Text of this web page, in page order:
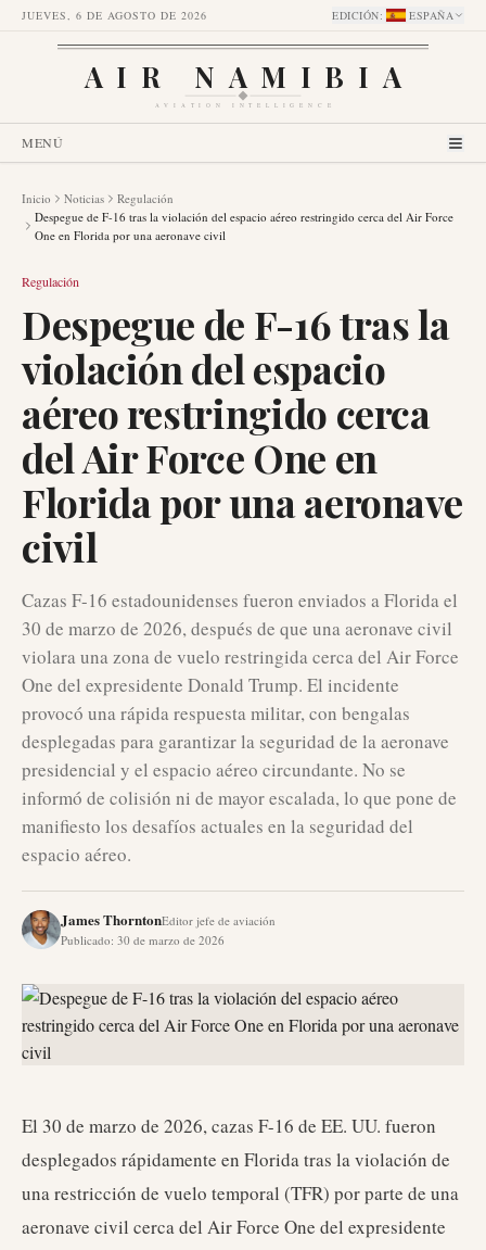
JUEVES, 6 DE AGOSTO DE 2026 EDICIÓN: ESPAÑA
AIR NAMIBIA
AVIATION INTELLIGENCE
MENÚ
Inicio Noticias
Regulación
Despegue de F-16 tras la violación del espacio aéreo restringido cerca del Air Force
One en Florida por una aeronave civil
Regulación
Despegue de F-16 tras la
violación del espacio
aéreo restringido cerca
del Air Force One en
Florida por una aeronave
civil
Cazas F-16 estadounidenses fueron enviados a Florida el
30 de marzo de 2026, después de que una aeronave civil
violara una zona de vuelo restringida cerca del Air Force
One del expresidente Donald Trump. El incidente
provocó una rápida respuesta militar, con bengalas
desplegadas para garantizar la seguridad de la aeronave
presidencial y el espacio aéreo circundante. No se
informó de colisión ni de mayor escalada, lo que pone de
manifiesto los desafíos actuales en la seguridad del
espacio aéreo.
James ThorntonEditor jefe de aviación
Publicado: 30 de marzo de 2026
El 30 de marzo de 2026, cazas F-16 de EE. UU. fueron
desplegados rápidamente en Florida tras la violación de
una restricción de vuelo temporal (TFR) por parte de una
aeronave civil cerca del Air Force One del expresidente